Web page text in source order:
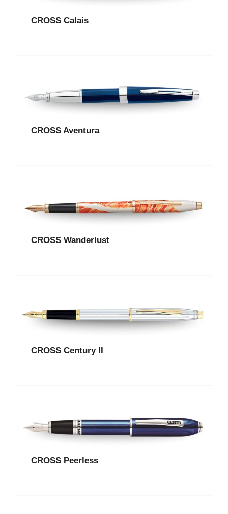
CROSS Calais
CROSS Aventura
CROSS Wanderlust
CROSS Century II
CROSS Peerless